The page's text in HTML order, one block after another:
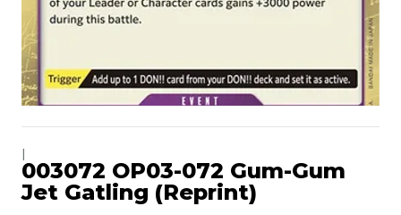
003072 OP03-072 Gum-Gum
Jet Gatling (Reprint)